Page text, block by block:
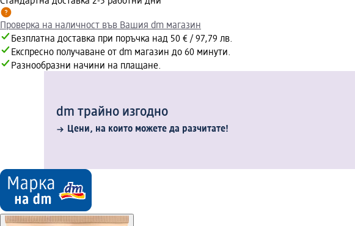
Проверка на наличност във Вашия dm магазин
Безплатна доставка при поръчка над 50 € / 97,79 лв.
Експресно получаване от dm магазин до 60 минути.
Разнообразни начини на плащане.
dm трайно изгодно
Цени, на които можете да разчитате!